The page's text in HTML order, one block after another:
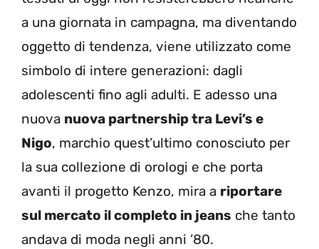
a una giornata in campagna, ma diventando
oggetto di tendenza, viene utilizzato come
simbolo di intere generazioni: dagli
adolescenti fino agli adulti. E adesso una
nuova nuova partnership tra Levi’s e
Nigo, marchio quest’ultimo conosciuto per
la sua collezione di orologi e che porta
avanti il progetto Kenzo, mira a riportare
sul mercato il completo in jeans che tanto
andava di moda negli anni ’80.